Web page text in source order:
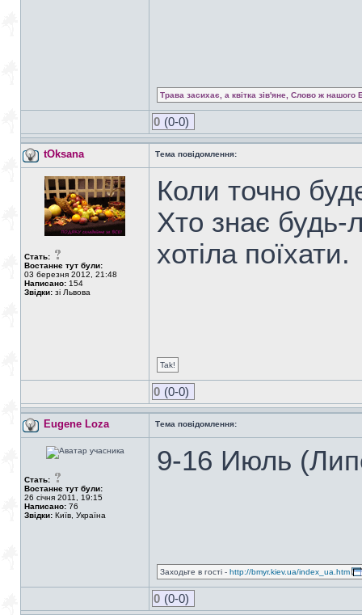
Трава засихає, а квітка зів'яне, Слово ж нашого
0 (0-0)
tOksana Тема повідомлення:
Стать:
Востаннє тут були:
03 березня 2012, 21:48
Написано: 154
Звідки: зі Львова
Коли точно
Хто знає будь-
хотіла поїхати.
Tak!
0 (0-0)
Eugene Loza Тема повідомлення:
Стать:
Востаннє тут були:
26 січня 2011, 19:15
Написано: 76
Звідки: Київ, Україна
9-16 Июль
Заходьте в гості - http://bmyr.kiev.ua/index_ua.htm
0 (0-0)